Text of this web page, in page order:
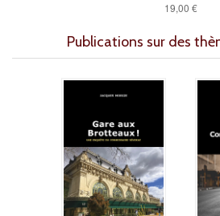
19,00 €
Publications sur des